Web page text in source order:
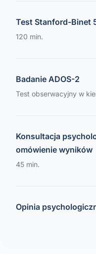
Test Stanford-Binet
120 min.
Badanie ADOS-2
Test obserwacyjny w
Konsultacja
omówienie wyników
45 min.
Opinia